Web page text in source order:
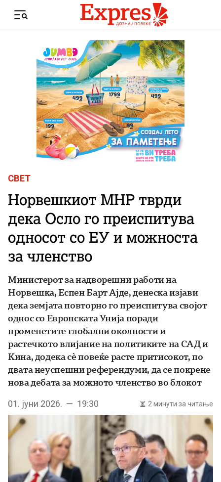
Menu
СВЕТ
Норвешкиот МНР тврди
дека Осло го преиспитува
односот со ЕУ и можноста
за членство
Министерот за надворешни работи на
Норвешка, Еспен Барт Ајде, денеска изјави
дека земјата повторно го преиспитува својот
однос со Европската Унија поради
променетите глобални околности и
растечкото влијание на политиките на САД и
Кина, додека сè повеќе расте притисокот, по
двата неуспешни референдуми, да се покрене
нова дебата за можното членство во блокот
01. јуни 2026. — 19:30 2 минути за читање